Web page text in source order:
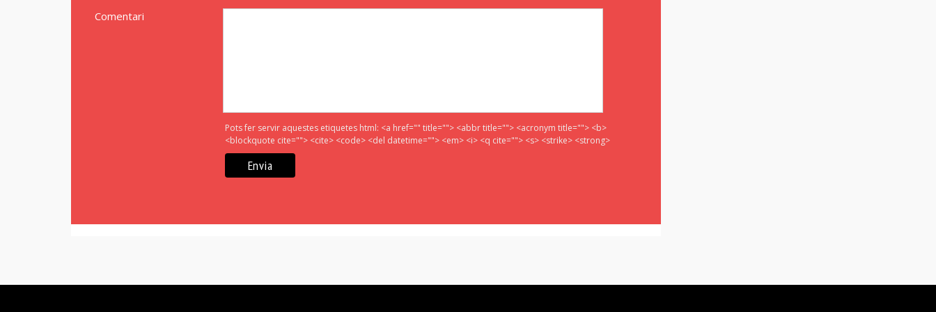
Comentari
Pots fer servir aquestes etiquetes html: <a href="" title=""> <abbr title=""> <acronym title=""> <b>
<blockquote cite=""> <cite> <code> <del datetime=""> <em> <i> <q cite=""> <s> <strike> <strong>